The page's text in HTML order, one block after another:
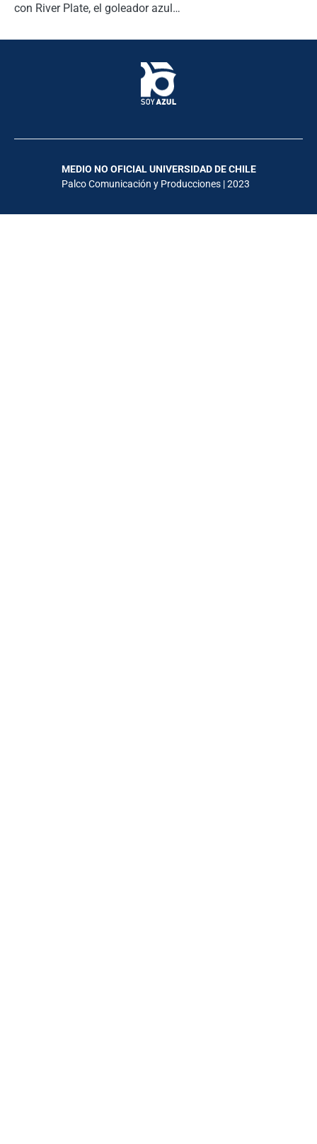
con River Plate, el goleador azul…
MEDIO NO OFICIAL UNIVERSIDAD DE CHILE
Palco Comunicación y Producciones | 2023